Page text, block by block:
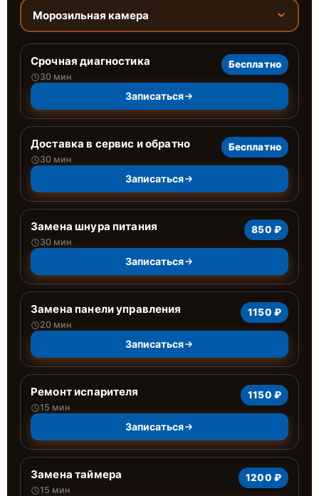
Морозильная камера
Срочная диагностика
30 мин
Бесплатно
Записаться
Доставка в сервис и обратно
30 мин
Бесплатно
Записаться
Замена шнура питания
30 мин
850 ₽
Записаться
Замена панели управления
20 мин
1150 ₽
Записаться
Ремонт испарителя
15 мин
1150 ₽
Записаться
Замена таймера
15 мин
1200 ₽